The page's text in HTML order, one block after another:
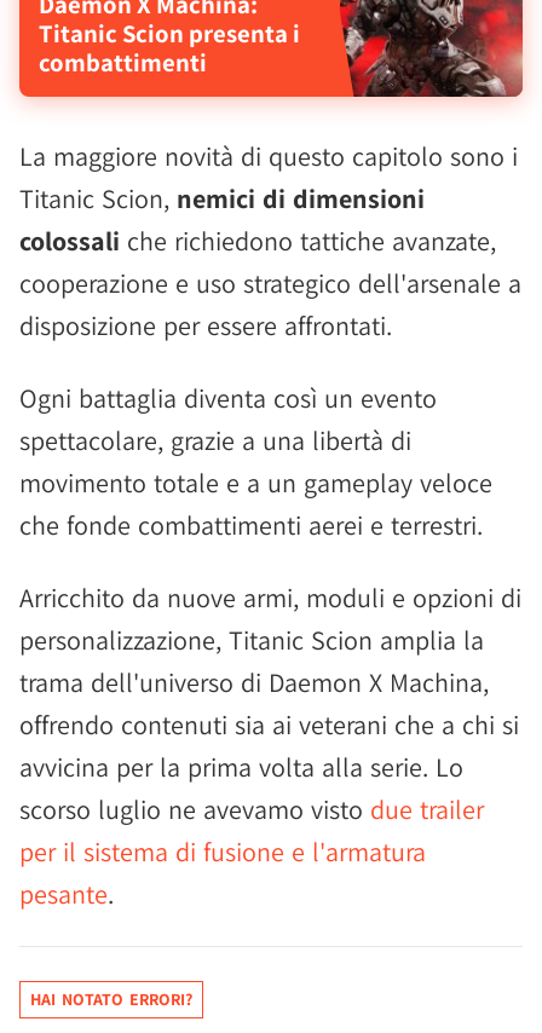
Titanic Scion presenta i
combattimenti
La maggiore novità di questo capitolo sono i
Titanic Scion, nemici di dimensioni
colossali che richiedono tattiche avanzate,
cooperazione e uso strategico dell'arsenale a
disposizione per essere affrontati.
Ogni battaglia diventa così un evento
spettacolare, grazie a una libertà di
movimento totale e a un gameplay veloce
che fonde combattimenti aerei e terrestri.
Arricchito da nuove armi, moduli e opzioni di
personalizzazione, Titanic Scion amplia la
trama dell'universo di Daemon X Machina,
offrendo contenuti sia ai veterani che a chi si
avvicina per la prima volta alla serie. Lo
scorso luglio ne avevamo visto due trailer
per il sistema di fusione e l'armatura
pesante.
HAI NOTATO ERRORI?